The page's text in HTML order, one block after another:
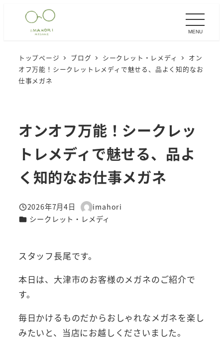
MENU
トップページ ブログ シークレット・レメディ
オン
オフ万能！シークレットレメディで魅せる、品よく知的なお
仕事メガネ
オンオフ万能！シークレッ
トレメディで魅せる、品よ
く知的なお仕事メガネ
投稿日
2026年7月4日
著
者
imahori
カテゴリー
シークレット・レメディ
スタッフ長尾です。
本日は、大津市のお客様のメガネのご紹介で
す。
毎日かけるものだからおしゃれなメガネを楽し
みたいと、当店にお越しくださいました。